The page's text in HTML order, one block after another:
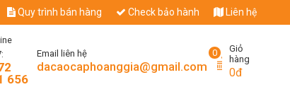
Quy trình bán hàng Check bảo hành Liên hệ
656
Email liên hệ
dacaocaphoanggia@gmail.com
0
Giỏ
hàng
0đ